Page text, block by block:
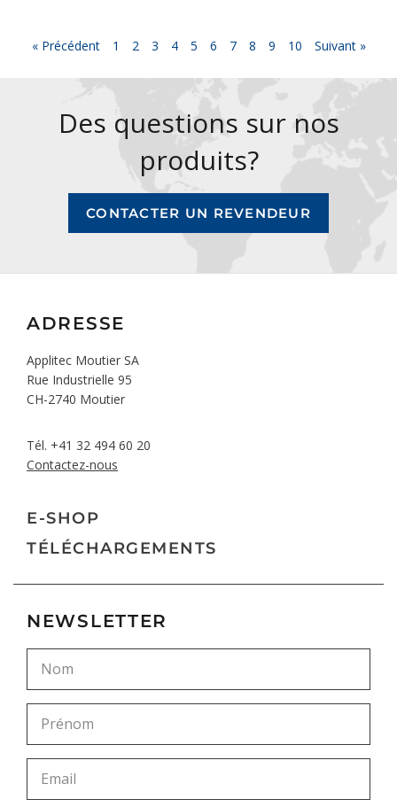
« Précédent 1 2 3 4 5 6 7 8 9 10 Suivant »
Des questions sur nos
produits?
CONTACTER UN REVENDEUR
ADRESSE
Applitec Moutier SA
Rue Industrielle 95
CH-2740 Moutier
Tél. +41 32 494 60 20
Contactez-nous
E-SHOP
TÉLÉCHARGEMENTS
NEWSLETTER